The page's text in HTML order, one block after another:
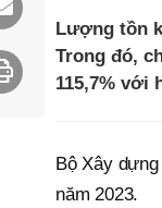
Lượng tồn
Trong đó,
115,7% với
Bộ Xây
năm 2023.